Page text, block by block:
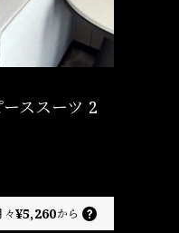
ススーツ 2
々¥5,260から